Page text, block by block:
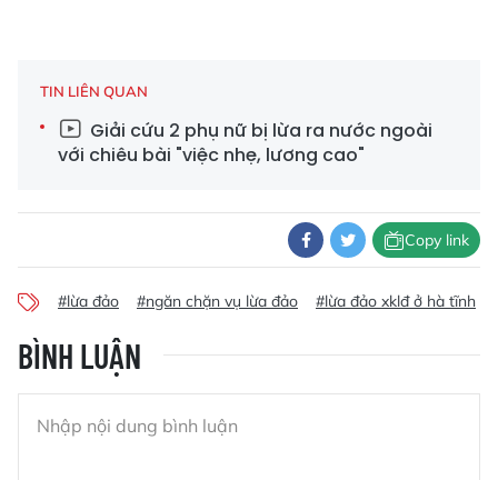
TIN LIÊN QUAN
Giải cứu 2 phụ nữ bị lừa ra nước ngoài
với chiêu bài "việc nhẹ, lương cao"
Copy link
#lừa đảo #ngăn chặn vụ lừa đảo #lừa đảo xklđ ở hà tĩnh
BÌNH LUẬN